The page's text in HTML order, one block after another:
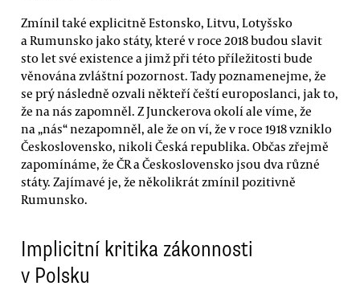
Zmínil také explicitně Estonsko, Litvu, Lotyšsko
a Rumunsko jako státy, které v roce 2018 budou slavit
sto let své existence a jimž při této příležitosti bude
věnována zvláštní pozornost. Tady poznamenejme, že
se prý následně ozvali někteří čeští europoslanci, jak to,
že na nás zapomněl. Z Junckerova okolí ale víme, že
na „nás“ nezapomněl, ale že on ví, že v roce 1918 vzniklo
Československo, nikoli Česká republika. Občas zřejmě
zapomínáme, že ČR a Československo jsou dva různé
státy. Zajímavé je, že několikrát zmínil pozitivně
Rumunsko.
Implicitní kritika zákonnosti
v Polsku